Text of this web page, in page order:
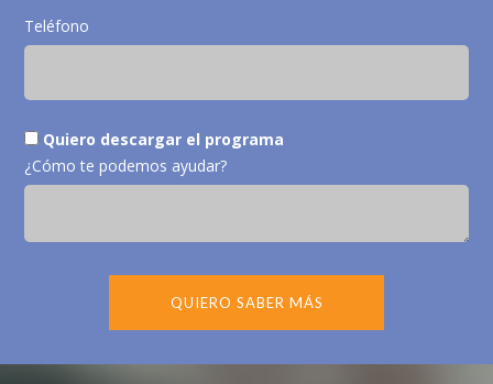
Teléfono
Quiero descargar el programa
¿Cómo te podemos ayudar?
QUIERO SABER MÁS